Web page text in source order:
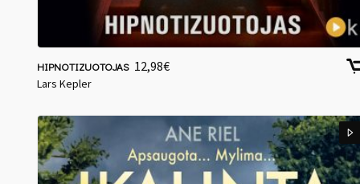
HIPNOTIZUOTOJAS 12,98€
Lars Kepler